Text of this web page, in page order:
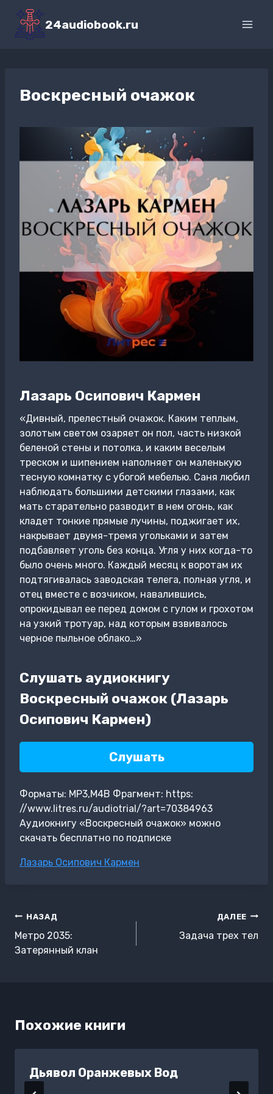
Перейти
содержимому
24audiobook.ru
Воскресный очажок
Лазарь Осипович Кармен
«Дивный, прелестный очажок. Каким теплым,
золотым светом озаряет он пол, часть низкой
беленой стены и потолка, и каким веселым
треском и шипением наполняет он маленькую
тесную комнатку с убогой мебелью. Саня любил
наблюдать большими детскими глазами, как
мать старательно разводит в нем огонь, как
кладет тонкие прямые лучины, поджигает их,
накрывает двумя-тремя угольками и затем
подбавляет уголь без конца. Угля у них когда-то
было очень много. Каждый месяц к воротам их
подтягивалась заводская телега, полная угля, и
отец вместе с возчиком, навалившись,
опрокидывал ее перед домом с гулом и грохотом
на узкий тротуар, над которым взвивалось
черное пыльное облако…»
Слушать аудиокнигу
Воскресный очажок (Лазарь
Осипович Кармен)
Слушать
Форматы: MP3,M4B Фрагмент: https:
//www.litres.ru/audiotrial/?art=70384963
Аудиокнигу «Воскресный очажок» можно
скачать бесплатно по подписке
Метки
Лазарь Осипович Кармен
Навигация
по
записям
НАЗАД
Метро 2035:
Затерянный клан
ДАЛЕЕ
Задача трех тел
Похожие книги
Дьявол Оранжевых Вод